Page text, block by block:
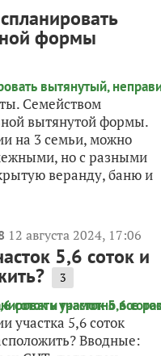
формы
Семейством
вытянутой формы.
на 3 семьи, можно
но с разными
веранду, баню и
12 августа 2024, 17:06
5,6 соток и
3
5,6 соток
Вводные: